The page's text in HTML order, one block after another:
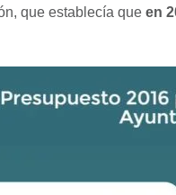
que establecía que en